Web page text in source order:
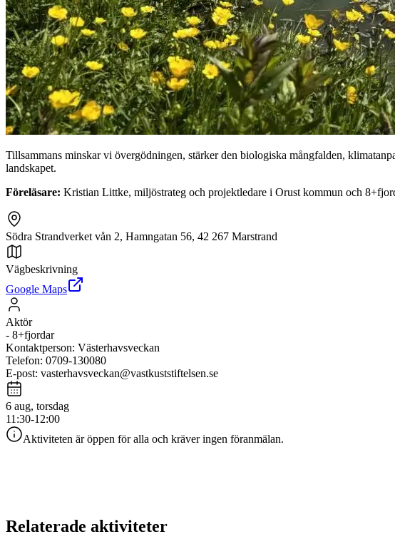
Tillsammans minskar vi övergödningen, stärker den biologiska mångfalden,
landskapet.
Föreläsare: Kristian Littke, miljöstrateg och projektledare i Orust kommun och
Södra Strandverket vån 2, Hamngatan 56, 42 267 Marstrand
Vägbeskrivning
Google Maps
Aktör
- 8+fjordar
Kontaktperson: Västerhavsveckan
Telefon: 0709-130080
E-post: vasterhavsveckan@vastkuststiftelsen.se
6 aug, torsdag
11:30-12:00
Aktiviteten är öppen för alla och kräver ingen föranmälan.
Relaterade aktiviteter